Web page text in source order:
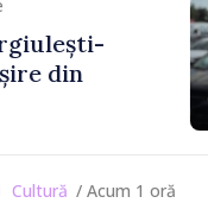
SUA în
în
/ Acum 1 oră